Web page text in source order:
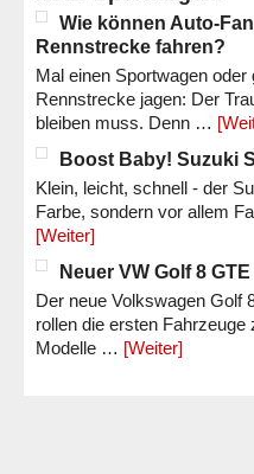
Wie können Auto-
Rennstrecke fahren?
Mal einen Sportwagen
Rennstrecke jagen: Der
bleiben muss. Denn …
Boost Baby! Suzuki
Klein, leicht, schnell - der
Farbe, sondern vor allem
[Weiter]
Neuer VW Golf 8
Der neue Volkswagen Golf
rollen die ersten
Modelle … [Weiter]